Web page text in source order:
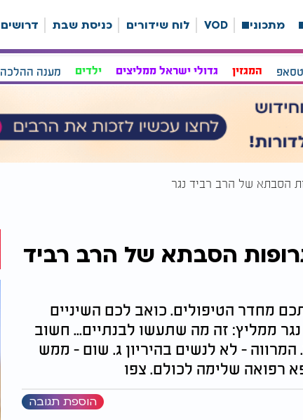
מתכונים VOD לוח שידורים כניסת שבת דרושים
המגזין גדולי ישראל ממליצים ילדים מענה ההלכה
הסבתא של הרב רביד נגר
הסבתא של הרב רביד
מחדר הטיפולים. כואב לכם השיניים
ממליץ: זה מה שתעשו לבנתיים... חשוב
- לא לנשים בהיריון ג. שום - ממש
רפואה שלימה לכולם. צפו
הוספת תגובה